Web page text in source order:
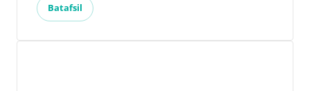
Batafsil